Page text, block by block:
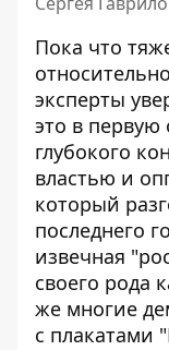
Пока что
эксперты
это в первую
глубокого
властью и
который
последнего
извечная
своего рода
же многие
с плакатами